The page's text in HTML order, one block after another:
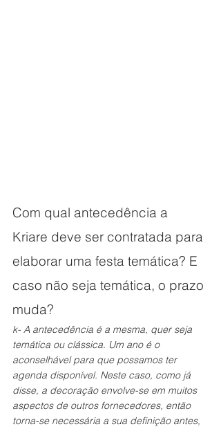
Com qual antecedência a
Kriare deve ser contratada para
elaborar uma festa temática? E
caso não seja temática, o prazo
muda?
k- A antecedência é a mesma, quer seja
temática ou clássica. Um ano é o
aconselhável para que possamos ter
agenda disponível. Neste caso, como já
disse, a decoração envolve-se em muitos
aspectos de outros fornecedores, então
torna-se necessária a sua definição antes,